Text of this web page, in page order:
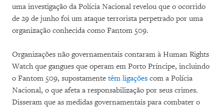
uma investigação da Polícia Nacional revelou que o ocorrido
de 29 de junho foi um ataque terrorista perpetrado por uma
organização conhecida como Fantom 509.
Organizações não governamentais contaram à Human Rights
Watch que gangues que operam em Porto Príncipe, incluindo
o Fantom 509, supostamente têm ligações com a Polícia
Nacional, o que afeta a responsabilização por seus crimes.
Disseram que as medidas governamentais para combater o